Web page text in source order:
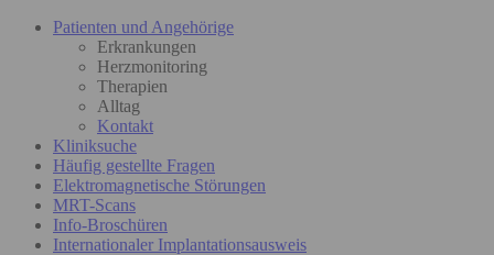
Patienten und Angehörige
Erkrankungen
Herzmonitoring
Therapien
Alltag
Kontakt
Kliniksuche
Häufig gestellte Fragen
Elektromagnetische Störungen
MRT-Scans
Info-Broschüren
Internationaler Implantationsausweis